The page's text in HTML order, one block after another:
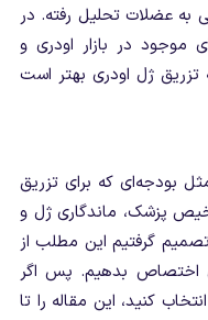
عضلات تحلیل رفته. در
موجود در بازار اودری و
ژل اودری بهتر است
بودجه‌ای که برای تزریق
پزشک، ماندگاری ژل و
گرفتیم این مطلب از
اختصاص بدهیم. پس اگر
کنید، این مقاله را تا